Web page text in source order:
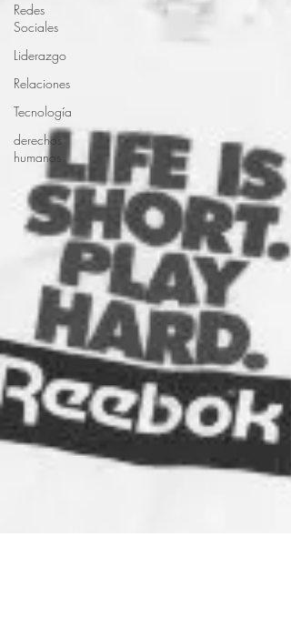
Redes
Sociales
Liderazgo
Relaciones
Tecnología
derechos
humanos